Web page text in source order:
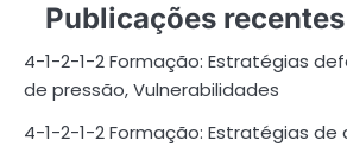
Publicações recentes
4-1-2-1-2 Formação: Estratégias
de pressão, Vulnerabilidades
4-1-2-1-2 Formação: Estratégias de